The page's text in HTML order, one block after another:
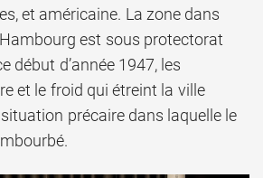
et américaine. La zone dans
est sous protectorat
début d’année 1947, les
et le froid qui étreint la ville
précaire dans laquelle le